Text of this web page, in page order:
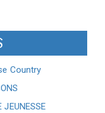
Country